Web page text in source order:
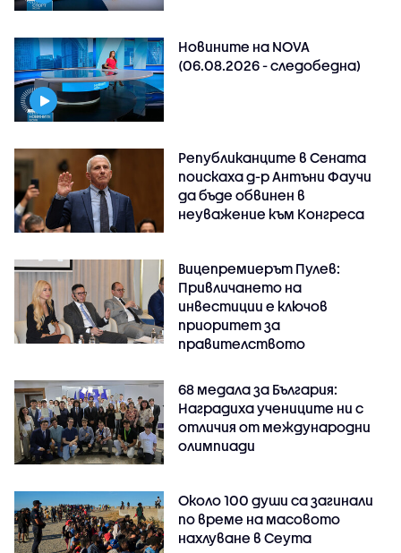
Новините на NOVA
(06.08.2026 - следобедна)
Републиканците в Сената
поискаха д-р Антъни Фаучи
да бъде обвинен в
неуважение към Конгреса
Вицепремиерът Пулев:
Привличането на
инвестиции е ключов
приоритет за
правителството
68 медала за България:
Наградиха учениците ни с
отличия от международни
олимпиади
Около 100 души са загинали
по време на масовото
нахлуване в Сеута